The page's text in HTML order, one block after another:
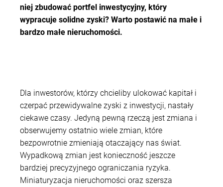
niej zbudować portfel inwestycyjny, który
wypracuje solidne zyski? Warto postawić na małe i
bardzo małe nieruchomości.
Dla inwestorów, którzy chcieliby ulokować kapitał i
czerpać przewidywalne zyski z inwestycji, nastały
ciekawe czasy. Jedyną pewną rzeczą jest zmiana i
obserwujemy ostatnio wiele zmian, które
bezpowrotnie zmieniają otaczający nas świat.
Wypadkową zmian jest konieczność jeszcze
bardziej precyzyjnego ograniczania ryzyka.
Miniaturyzacja nieruchomości oraz szersza